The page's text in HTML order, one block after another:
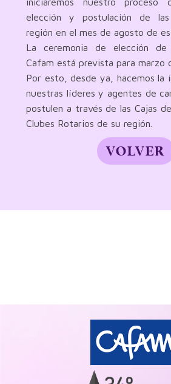
elección y postulación de
región en el mes de agosto de
La ceremonia de elección
Cafam está prevista para marzo
Por esto, desde ya, hacemos la
nuestras líderes y agentes de
postulen a través de las Cajas
Clubes Rotarios de su región.
VOLVER